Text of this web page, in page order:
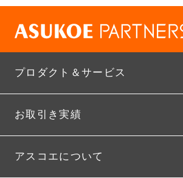
プロダクト＆サービス
お取引き実績
アスコエについて